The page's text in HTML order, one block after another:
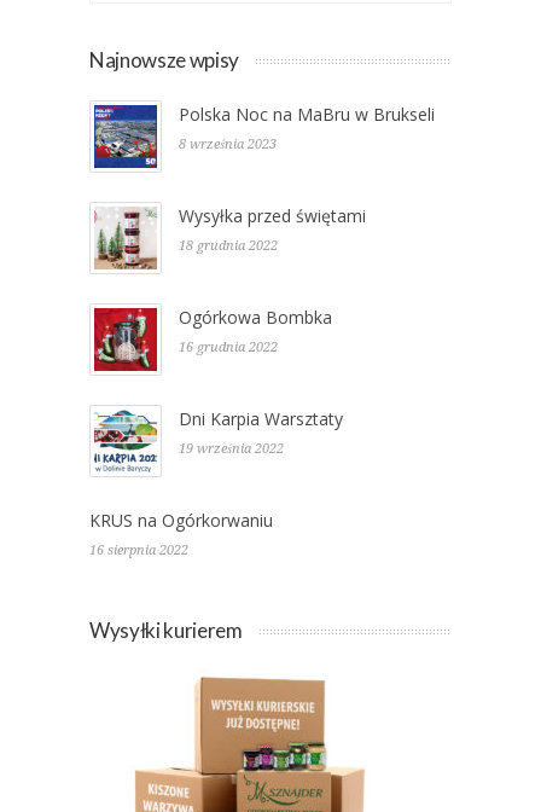
Najnowsze wpisy
Polska Noc na MaBru w Brukseli
8 września 2023
Wysyłka przed świętami
18 grudnia 2022
Ogórkowa Bombka
16 grudnia 2022
Dni Karpia Warsztaty
19 września 2022
KRUS na Ogórkorwaniu
16 sierpnia 2022
Wysyłki kurierem